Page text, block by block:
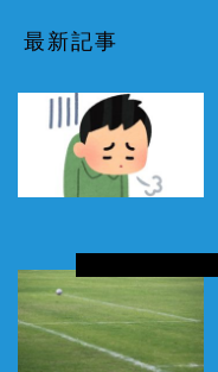
最新記事